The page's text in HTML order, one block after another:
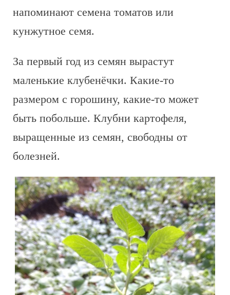
напоминают семена томатов или
кунжутное семя.
За первый год из семян вырастут
маленькие клубенёчки. Какие-то
размером с горошину, какие-то может
быть побольше. Клубни картофеля,
выращенные из семян, свободны от
болезней.